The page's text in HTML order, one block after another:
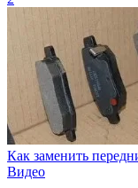
Как заменить
Видео